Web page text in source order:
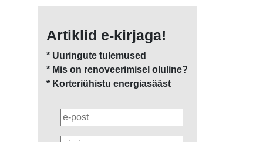
Artiklid e-kirjaga!
* Uuringute tulemused
* Mis on renoveerimisel oluline?
* Korteriühistu energiasääst